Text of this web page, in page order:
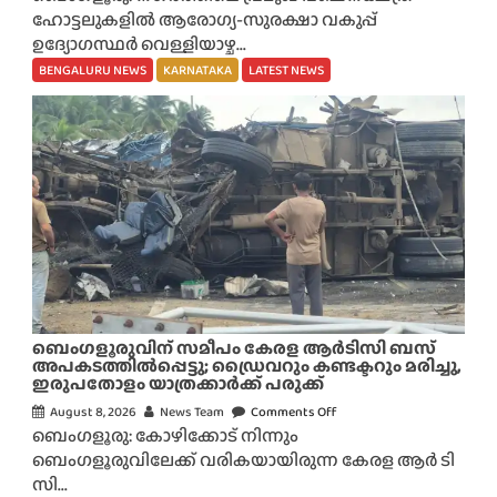
പ
ക്ഷ
ത്ര
ഹോ
ട്ട
ലു
‘
രു
ചി
ര
ചീ
ഹോട്ടലുകളിൽ ആരോഗ്യ-സുരക്ഷാ വകുപ്പ്
ഉദ്യോഗസ്ഥർ വെള്ളിയാഴ്ച...
BENGALURU NEWS KARNATAKA LATEST NEWS
ബെംഗളൂരുവിന് സമീപം കേരള ആർടിസി ബസ്
അപകടത്തിൽപ്പെട്ടു; ഡ്രൈവറും കണ്ടക്ടറും മരിച്ചു,
ഇരുപതോളം യാത്രക്കാർക്ക് പരുക്ക്
August 8, 2026 News Team Comments Off
ബെം
ബെംഗളൂരു: കോഴിക്കോട് നിന്നും
ബെംഗളൂരുവിലേക്ക് വരികയായിരുന്ന കേരള ആർ ടി
സി...